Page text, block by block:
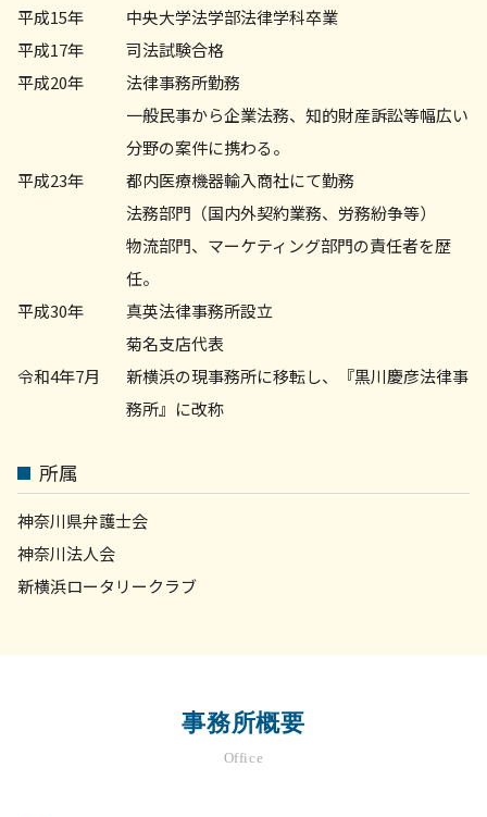
平成15年
中央大学法学部法律学科卒業
平成17年
司法試験合格
平成20年
法律事務所勤務
一般民事から企業法務、知的財産訴訟等幅広い
分野の案件に携わる。
平成23年
都内医療機器輸入商社にて勤務
法務部門（国内外契約業務、労務紛争等）
物流部門、マーケティング部門の責任者を歴
任。
平成30年
真英法律事務所設立
菊名支店代表
令和4年7月
新横浜の現事務所に移転し、『黒川慶彦法律事
務所』に改称
所属
神奈川県弁護士会
神奈川法人会
新横浜ロータリークラブ
事務所概要
Office